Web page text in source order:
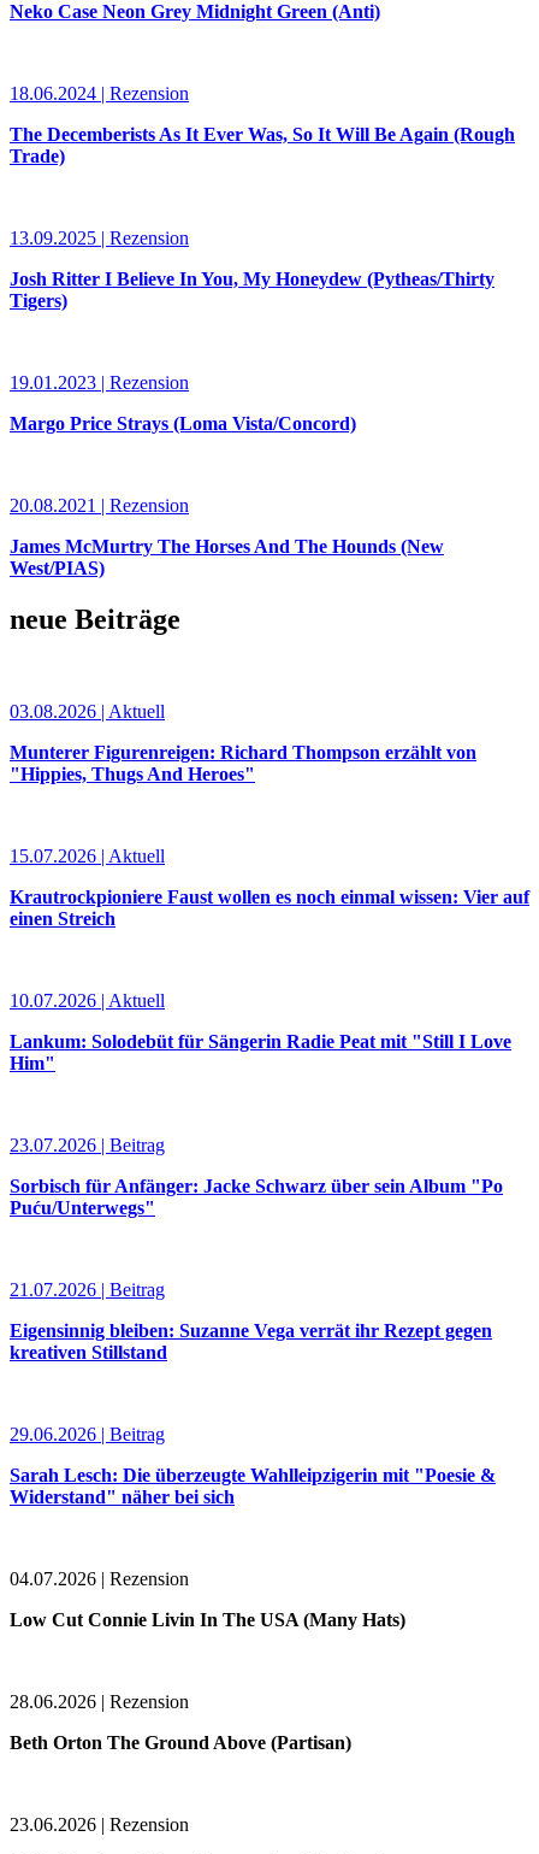
Neko Case Neon Grey Midnight Green (Anti)
18.06.2024 | Rezension
The Decemberists As It Ever Was, So It Will Be Again (Rough
Trade)
13.09.2025 | Rezension
Josh Ritter I Believe In You, My Honeydew (Pytheas/Thirty
Tigers)
19.01.2023 | Rezension
Margo Price Strays (Loma Vista/Concord)
20.08.2021 | Rezension
James McMurtry The Horses And The Hounds (New
West/PIAS)
neue Beiträge
03.08.2026 | Aktuell
Munterer Figurenreigen: Richard Thompson erzählt von
"Hippies, Thugs And Heroes"
15.07.2026 | Aktuell
Krautrockpioniere Faust wollen es noch einmal wissen: Vier auf
einen Streich
10.07.2026 | Aktuell
Lankum: Solodebüt für Sängerin Radie Peat mit "Still I Love
Him"
23.07.2026 | Beitrag
Sorbisch für Anfänger: Jacke Schwarz über sein Album "Po
Puću/Unterwegs"
21.07.2026 | Beitrag
Eigensinnig bleiben: Suzanne Vega verrät ihr Rezept gegen
kreativen Stillstand
29.06.2026 | Beitrag
Sarah Lesch: Die überzeugte Wahlleipzigerin mit "Poesie &
Widerstand" näher bei sich
04.07.2026 | Rezension
Low Cut Connie Livin In The USA (Many Hats)
28.06.2026 | Rezension
Beth Orton The Ground Above (Partisan)
23.06.2026 | Rezension